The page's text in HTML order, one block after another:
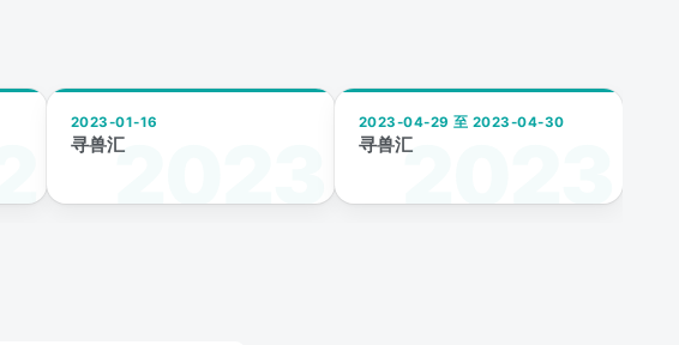
2023-01-16
寻兽汇
2023-04-29 至 2023-04-30
寻兽汇